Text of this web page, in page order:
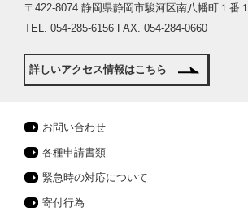
〒422-8074 静岡県静岡市駿河区南八幡町１番
TEL. 054-285-6156 FAX. 054-284-0660
詳しいアクセス情報はこちら
お問い合わせ
各種申請書類
緊急時の対応について
寄付行為